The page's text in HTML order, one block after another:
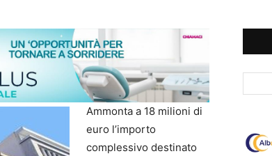
Ammonta a 18 milioni di
euro l’importo
complessivo destinato